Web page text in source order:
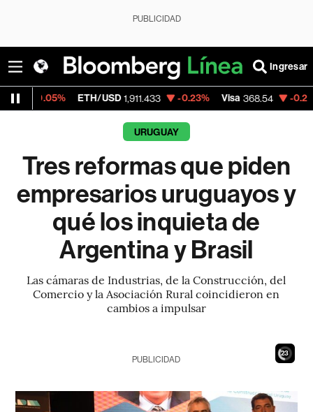
PUBLICIDAD
Ingresar
ETH/USD 1,911.433 -0.23% Visa 368.54 -0.28%
URUGUAY
Tres reformas que piden
empresarios uruguayos y
qué los inquieta de
Argentina y Brasil
Las cámaras de Industrias, de la Construcción, del
Comercio y la Asociación Rural coincidieron en
cambios a impulsar
21
PUBLICIDAD